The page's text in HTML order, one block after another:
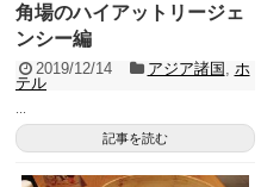
角場のハイアットリージェ
ンシー編
2019/12/14 アジア諸国
ホ
テル
記事を読む